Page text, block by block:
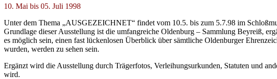
10. Mai bis 05. Juli 1998
Unter dem Thema „AUSGEZEICHNET“ findet vom 10.5. bis zum 5.7.98 im
Grundlage dieser Ausstellung ist die umfangreiche Oldenburg – Sammlung Beyreiß,
es möglich sein, einen fast lückenlosen Überblick über sämtliche Oldenburger
wurden, werden zu sehen sein.
Ergänzt wird die Ausstellung durch Trägerfotos, Verleihungsurkunden, Statuten und
wird.